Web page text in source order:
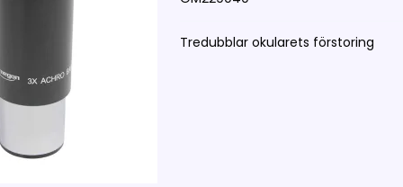
Tredubblar okularets förstoring